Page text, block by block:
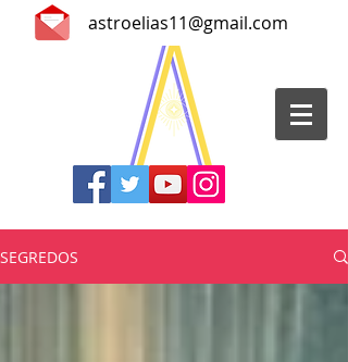
astroelias11@gmail.com
SEGREDOS